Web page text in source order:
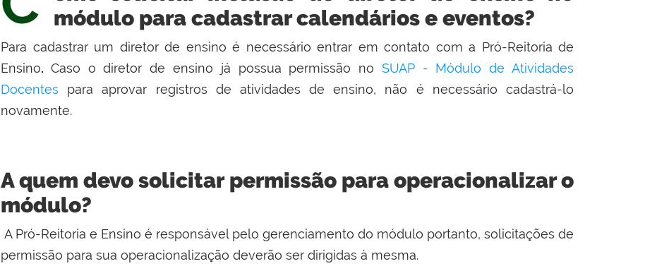
módulo para cadastrar calendários e eventos?
Para cadastrar um diretor de ensino é necessário entrar em contato com a Pró-Reitoria de
Ensino. Caso o diretor de ensino já possua permissão no SUAP - Módulo de Atividades
Docentes para aprovar registros de atividades de ensino, não é necessário cadastrá-lo
novamente.
A quem devo solicitar permissão para operacionalizar o
módulo?
A Pró-Reitoria e Ensino é responsável pelo gerenciamento do módulo portanto, solicitações de
permissão para sua operacionalização deverão ser dirigidas à mesma.